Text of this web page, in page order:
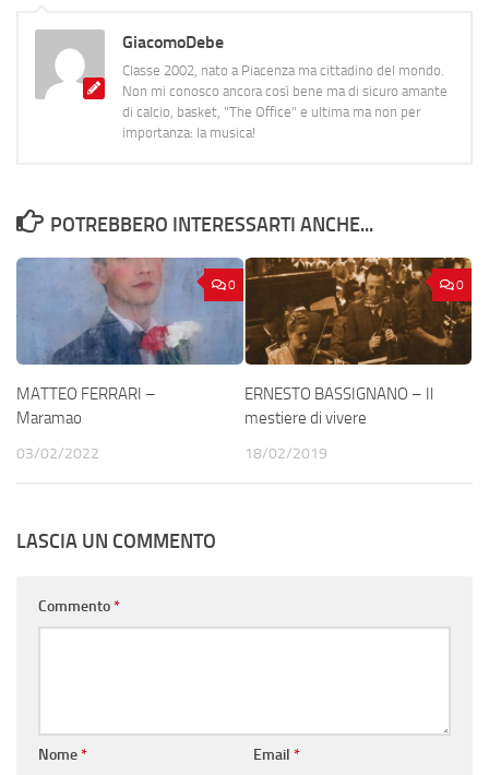
GiacomoDebe
Classe 2002, nato a Piacenza ma cittadino del mondo.
Non mi conosco ancora così bene ma di sicuro amante
di calcio, basket, "The Office" e ultima ma non per
importanza: la musica!
POTREBBERO INTERESSARTI ANCHE...
0
MATTEO FERRARI –
Maramao
03/02/2022
0
ERNESTO BASSIGNANO – Il
mestiere di vivere
18/02/2019
LASCIA UN COMMENTO
Commento*
Nome* Email *